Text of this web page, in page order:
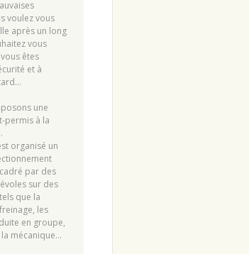
voulez vous
après un long
vous
êtes
et à
une
permis à la
organisé un
par des
sur des
que la
les
en groupe,
mécanique…